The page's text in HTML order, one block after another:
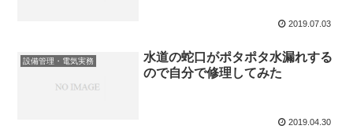
2019.07.03
設備管理・電気実務
水道の蛇口がポタポタ水漏れする
ので自分で修理してみた
2019.04.30